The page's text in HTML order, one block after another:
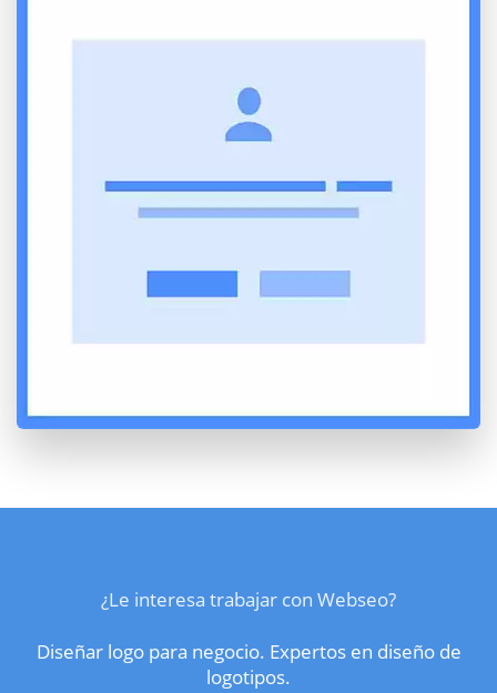
¿Le interesa trabajar con Webseo?
Diseñar logo para negocio. Expertos en diseño de
logotipos.